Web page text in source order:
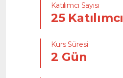
Katılımcı Sayısı
25 Katılımcı
Kurs Süresi
2 Gün